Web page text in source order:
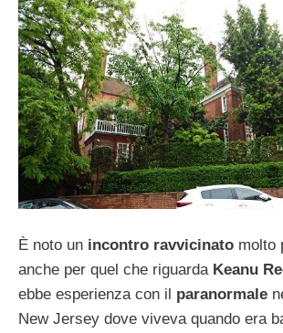
È noto un incontro ravvicinato molto
anche per quel che riguarda Keanu
ebbe esperienza con il paranormale
New Jersey dove viveva quando era